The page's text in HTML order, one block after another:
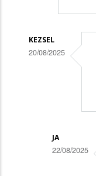
KEZSEL
20/08/2025
odpowiedzi
JA
22/08/2025